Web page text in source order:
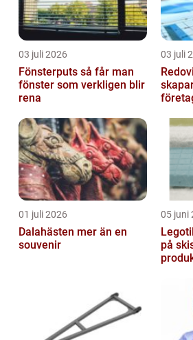
03 juli 2026
Fönsterputs så får man
fönster som verkligen blir
rena
03 juli
01 juli 2026
Dalahästen mer än en
souvenir
05 juni
på